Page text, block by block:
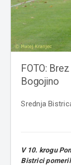
FOTO:
Bogojino
Srednja
V 10. krogu
Bistrici